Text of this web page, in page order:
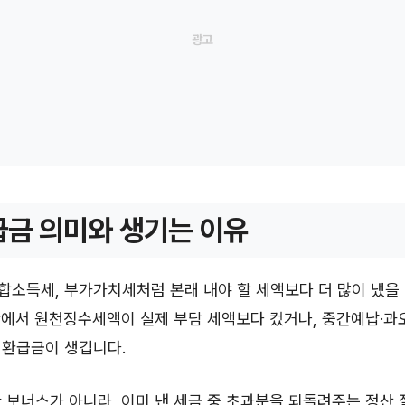
의미와 생기는 이유
소득세, 부가가치세처럼 본래 내야 할 세액보다 더 많이 냈
서 원천징수세액이 실제 부담 세액보다 컸거나, 중간예납·과
급금이 생깁니다.
보너스가 아니라, 이미 낸 세금 중 초과분을 되돌려주는 정산